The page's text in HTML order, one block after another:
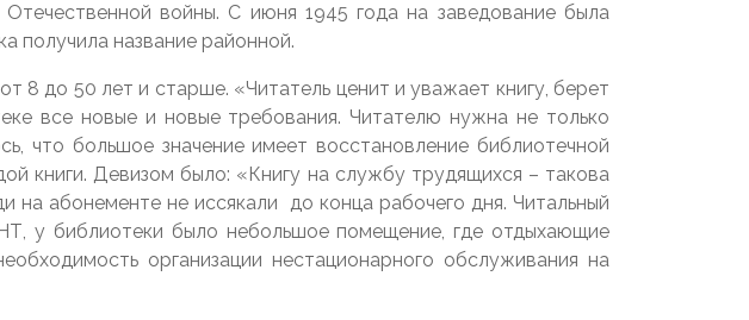
войны. С июня 1945 года на заведование была
получила название районной.
8 до 50 лет и старше. «Читатель ценит и уважает книгу, берет
все новые и новые требования. Читателю нужна не только
что большое значение имеет восстановление библиотечной
книги. Девизом было: «Книгу на службу трудящихся – такова
на абонементе не иссякали до конца рабочего дня. Читальный
у библиотеки было небольшое помещение, где отдыхающие
организации нестационарного обслуживания на